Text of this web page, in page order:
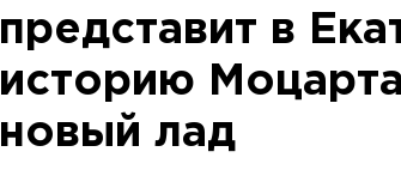
представит в
историю
новый лад